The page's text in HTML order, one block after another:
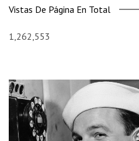
Vistas De Página En Total
1,262,553